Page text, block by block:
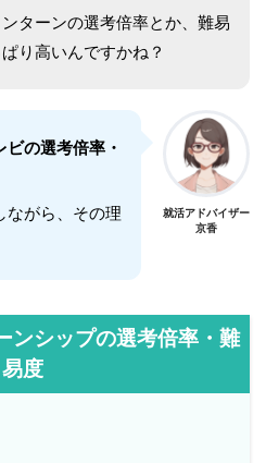
ターンの選考倍率とか、難易
り高いんですかね？
ビの選考倍率・
ながら、その理
就活アドバイザー
京香
ンシップの選考倍率・難
易度